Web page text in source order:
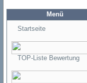
Menü
Startseite
TOP-Liste Bewertung